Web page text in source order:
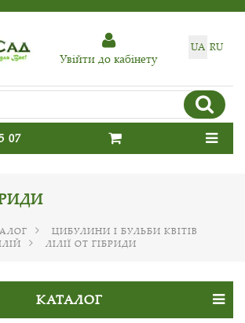
UA RU
Увiйти до кабiнету
07
ЦИБУЛИНИ І БУЛЬБИ КВІТІВ
ЛІЛІЇ ОТ ГІБРИДИ
КАТАЛОГ